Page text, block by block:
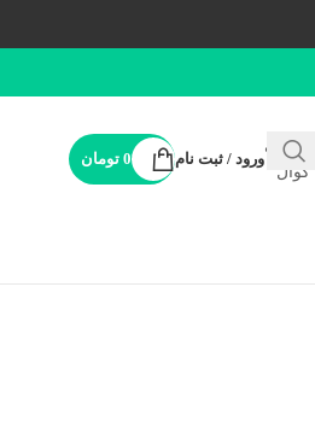
پشتیبانی
کوال
ورود / ثبت نام 0 تومان